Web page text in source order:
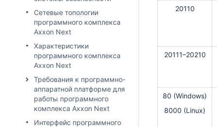
Сетевые топологии
программного комплекса
Axxon Next
Характеристики
программного комплекса
Axxon Next
Требования к программно-
аппаратной платформе для
работы программного
комплекса Axxon Next
Интерфейс программного
20110
20111–20210
80 (Windows)
8000 (Linux)